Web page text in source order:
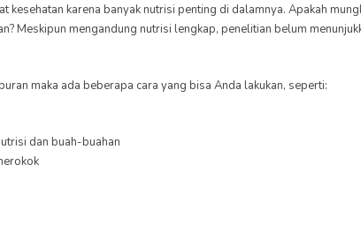
kesehatan karena banyak nutrisi penting di dalamnya. Apakah
Meskipun mengandung nutrisi lengkap, penelitian belum
maka ada beberapa cara yang bisa Anda lakukan, seperti:
dan buah-buahan